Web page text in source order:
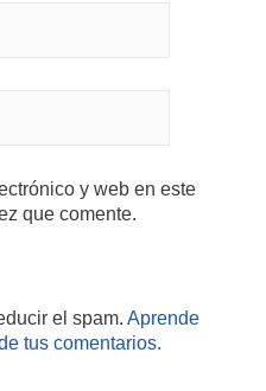
y web en este
que comente.
el spam. Aprende
tus comentarios.